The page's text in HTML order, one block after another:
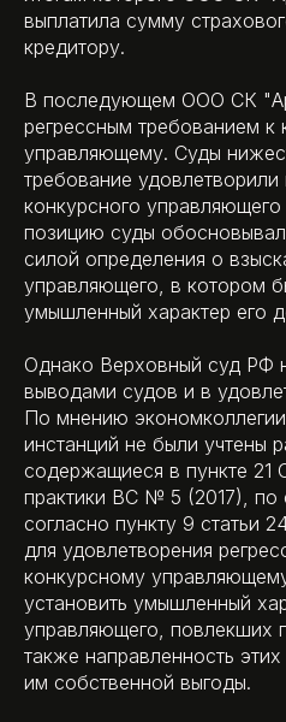
выплатила сумму
кредитору.
В последующем ООО СК
регрессным требованием к
управляющему. Суды
требование удовлетворили
конкурсного
позицию суды
силой определения о
управляющего, в котором
умышленный характер его
Однако Верховный суд РФ
выводами судов и в
По мнению
инстанций не были учтены
содержащиеся в пункте 21
практики ВС № 5 (2017), по
согласно пункту 9 статьи
для удовлетворения
конкурсному
установить умышленный
управляющего, повлекших
также направленность
им собственной выгоды.